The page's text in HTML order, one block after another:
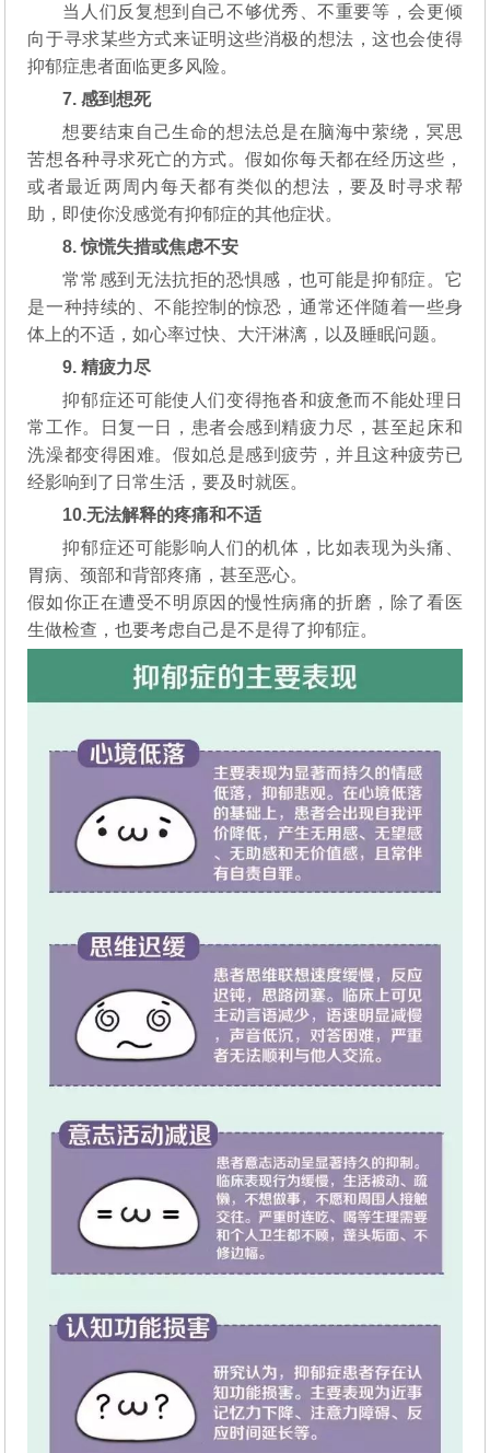
当人们反复想到自己不够优秀、不重要等，会更倾
向于寻求某些方式来证明这些消极的想法，这也会使得
抑郁症患者面临更多风险。
7. 感到想死
想要结束自己生命的想法总是在脑海中萦绕，冥思
苦想各种寻求死亡的方式。假如你每天都在经历这些，
或者最近两周内每天都有类似的想法，要及时寻求帮
助，即使你没感觉有抑郁症的其他症状。
8. 惊慌失措或焦虑不安
常常感到无法抗拒的恐惧感，也可能是抑郁症。它
是一种持续的、不能控制的惊恐，通常还伴随着一些身
体上的不适，如心率过快、大汗淋漓，以及睡眠问题。
9. 精疲力尽
抑郁症还可能使人们变得拖沓和疲惫而不能处理日
常工作。日复一日，患者会感到精疲力尽，甚至起床和
洗澡都变得困难。假如总是感到疲劳，并且这种疲劳已
经影响到了日常生活，要及时就医。
10.无法解释的疼痛和不适
抑郁症还可能影响人们的机体，比如表现为头痛、
胃病、颈部和背部疼痛，甚至恶心。
假如你正在遭受不明原因的慢性病痛的折磨，除了看医
生做检查，也要考虑自己是不是得了抑郁症。